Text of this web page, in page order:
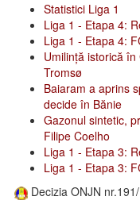
Statistici Liga 1
Liga 1 - Etapa 4:
Liga 1 - Etapa 4:
Umilință istorică
Tromsø
Baiaram a aprins
decide în Bănie
Gazonul sintetic,
Filipe Coelho
Liga 1 - Etapa 3:
Liga 1 - Etapa 3:
Decizia ONJN